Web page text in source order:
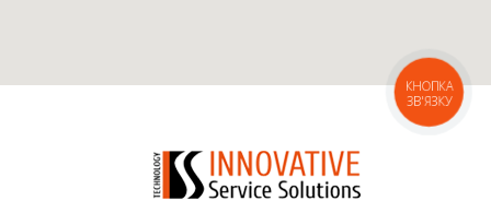
КНОПКА
ЗВ'ЯЗКУ